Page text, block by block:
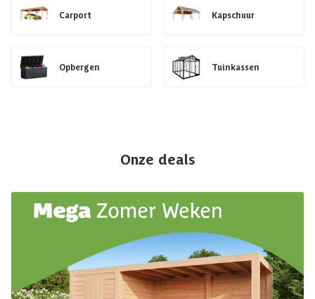
Carport Kapschuur
Opbergen Tuinkassen
Onze deals